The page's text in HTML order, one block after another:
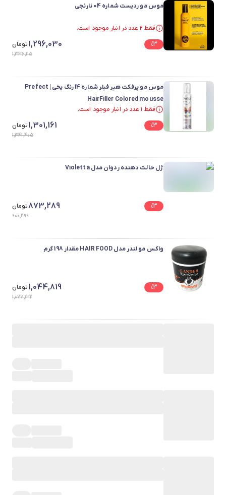
موس مو ردیست شماره 04 نارنجی
فقط ۲ عدد در انبار موجود است.
%3
1,296,030تومان
1,336,115
موس مو پرفکت هیر فیلر شماره 14 رنگ یخی | Prefect
HairFiller Colored mousse
فقط ۱ عدد در انبار موجود است.
%3
1,301,161تومان
1,341,405
ژل حالت دهنده ردوان مدل Vıoletta
%3
873,289تومان
900,299
واکس مو لندر مدل HAIR FOOD مقدار 198 گرم
%3
1,044,819تومان
1,077,132